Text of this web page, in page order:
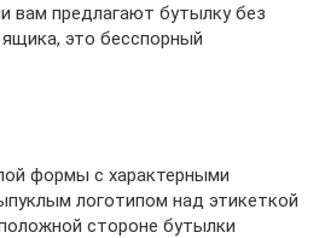
вам предлагают бутылку без
это бесспорный
формы с характерными
логотипом над этикеткой
стороне бутылки